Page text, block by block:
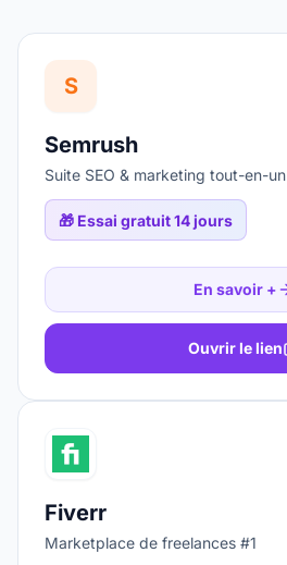
S
Semrush
Suite SEO & marketing tout-en-un
🎁 Essai gratuit 14 jours
En savoir +
Ouvrir le lien
Fiverr
Marketplace de freelances #1